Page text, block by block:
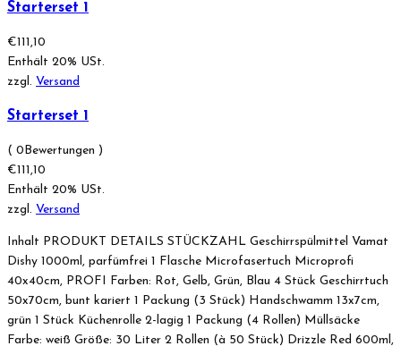
Starterset 1
€111,10
Enthält 20% USt.
zzgl. Versand
Starterset 1
( 0Bewertungen )
€111,10
Enthält 20% USt.
zzgl. Versand
Inhalt PRODUKT DETAILS STÜCKZAHL Geschirrspülmittel Vamat
Dishy 1000ml, parfümfrei 1 Flasche Microfasertuch Microprofi
40x40cm, PROFI Farben: Rot, Gelb, Grün, Blau 4 Stück Geschirrtuch
50x70cm, bunt kariert 1 Packung (3 Stück) Handschwamm 13x7cm,
grün 1 Stück Küchenrolle 2-lagig 1 Packung (4 Rollen) Müllsäcke
Farbe: weiß Größe: 30 Liter 2 Rollen (à 50 Stück) Drizzle Red 600ml,